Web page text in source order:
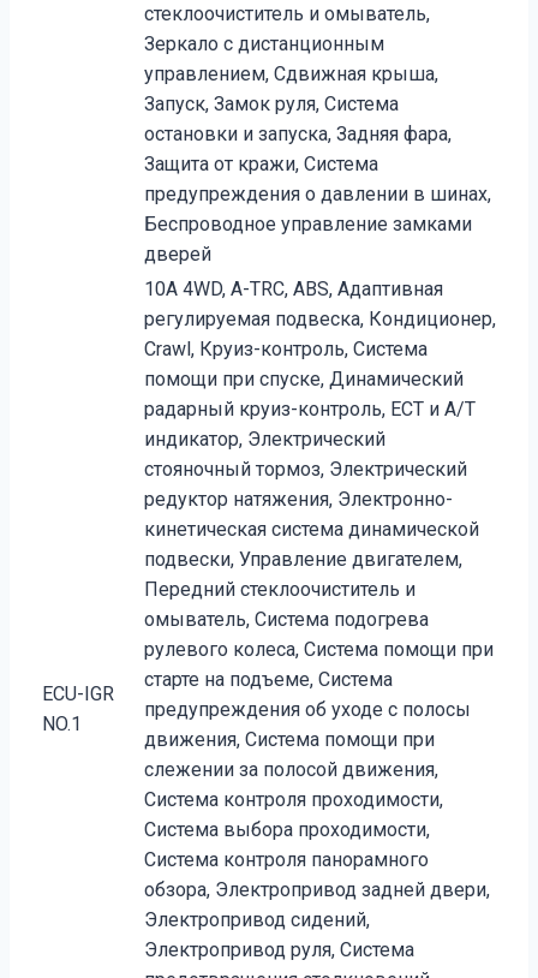
стеклоочиститель и омыватель,
Зеркало с дистанционным
управлением, Сдвижная крыша,
Запуск, Замок руля, Система
остановки и запуска, Задняя фара,
Защита от кражи, Система
предупреждения о давлении в шинах,
Беспроводное управление замками
дверей
ECU-IGR
NO.1
10A 4WD, A-TRC, ABS, Адаптивная
регулируемая подвеска, Кондиционер,
Crawl, Круиз-контроль, Система
помощи при спуске, Динамический
радарный круиз-контроль, ECT и A/T
индикатор, Электрический
стояночный тормоз, Электрический
редуктор натяжения, Электронно-
кинетическая система динамической
подвески, Управление двигателем,
Передний стеклоочиститель и
омыватель, Система подогрева
рулевого колеса, Система помощи при
старте на подъеме, Система
предупреждения об уходе с полосы
движения, Система помощи при
слежении за полосой движения,
Система контроля проходимости,
Система выбора проходимости,
Система контроля панорамного
обзора, Электропривод задней двери,
Электропривод сидений,
Электропривод руля, Система